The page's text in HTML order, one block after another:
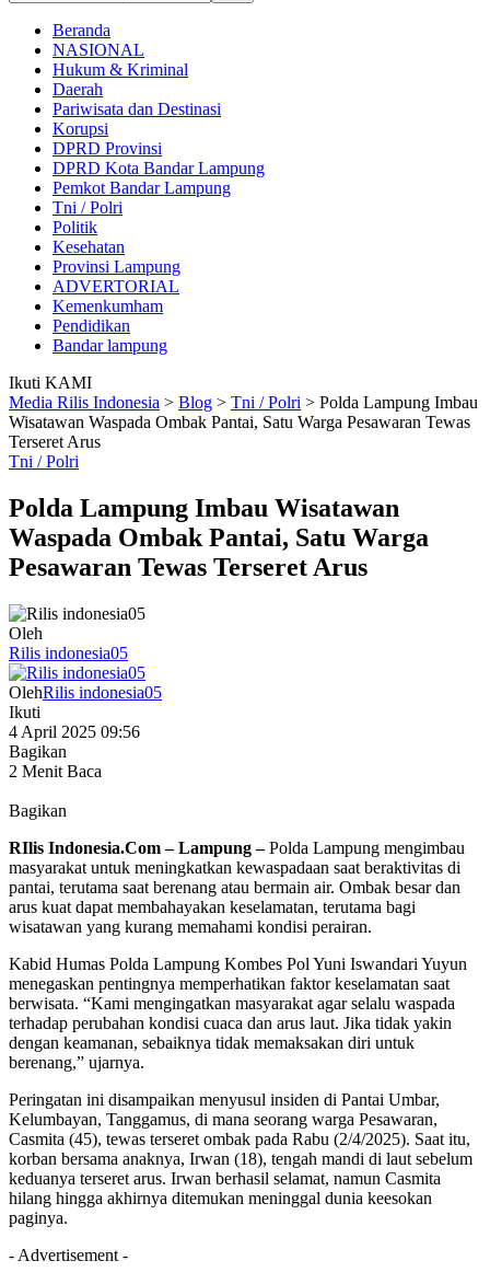
Beranda
NASIONAL
Hukum & Kriminal
Daerah
Pariwisata dan Destinasi
Korupsi
DPRD Provinsi
DPRD Kota Bandar Lampung
Pemkot Bandar Lampung
Tni / Polri
Politik
Kesehatan
Provinsi Lampung
ADVERTORIAL
Kemenkumham
Pendidikan
Bandar lampung
Ikuti KAMI
Media Rilis Indonesia > Blog > Tni / Polri > Polda Lampung Imbau
Wisatawan Waspada Ombak Pantai, Satu Warga Pesawaran Tewas
Terseret Arus
Tni / Polri
Polda Lampung Imbau Wisatawan
Waspada Ombak Pantai, Satu Warga
Pesawaran Tewas Terseret Arus
Oleh
Rilis indonesia05
OlehRilis indonesia05
Ikuti
4 April 2025 09:56
Bagikan
2 Menit Baca
Bagikan
RIlis Indonesia.Com – Lampung –Polda Lampung mengimbau
masyarakat untuk meningkatkan kewaspadaan saat beraktivitas di
pantai, terutama saat berenang atau bermain air. Ombak besar dan
arus kuat dapat membahayakan keselamatan, terutama bagi
wisatawan yang kurang memahami kondisi perairan.
Kabid Humas Polda Lampung Kombes Pol Yuni Iswandari Yuyun
menegaskan pentingnya memperhatikan faktor keselamatan saat
berwisata. “Kami mengingatkan masyarakat agar selalu waspada
terhadap perubahan kondisi cuaca dan arus laut. Jika tidak yakin
dengan keamanan, sebaiknya tidak memaksakan diri untuk
berenang,” ujarnya.
Peringatan ini disampaikan menyusul insiden di Pantai Umbar,
Kelumbayan, Tanggamus, di mana seorang warga Pesawaran,
Casmita (45), tewas terseret ombak pada Rabu (2/4/2025). Saat itu,
korban bersama anaknya, Irwan (18), tengah mandi di laut sebelum
keduanya terseret arus. Irwan berhasil selamat, namun Casmita
hilang hingga akhirnya ditemukan meninggal dunia keesokan
paginya.
- Advertisement -